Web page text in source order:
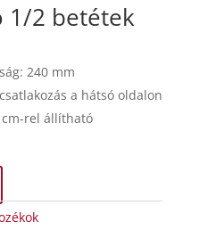
1/2 betétek
240 mm
a hátsó oldalon
cm-rel állítható